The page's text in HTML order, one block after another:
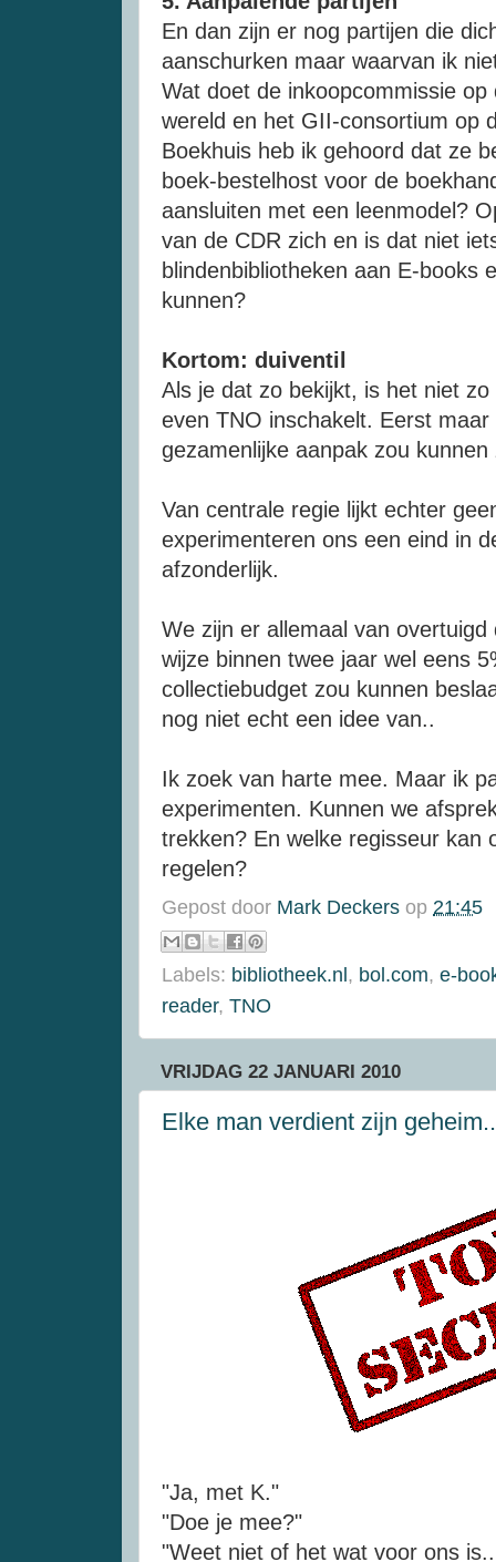
En dan zijn er nog partijen die
aanschurken maar waarvan ik
Wat doet de inkoopcommissie
wereld en het GII-consortium op
Boekhuis heb ik gehoord dat ze
boek-bestelhost voor de
aansluiten met een leenmodel?
van de CDR zich en is dat niet
blindenbibliotheken aan E-books
kunnen?
Kortom: duiventil
Als je dat zo bekijkt, is het niet
even TNO inschakelt. Eerst
gezamenlijke aanpak zou kunnen
Van centrale regie lijkt echter
experimenteren ons een eind in
afzonderlijk.
We zijn er allemaal van
wijze binnen twee jaar wel eens
collectiebudget zou kunnen
nog niet echt een idee van..
Ik zoek van harte mee. Maar ik
experimenten. Kunnen we
trekken? En welke regisseur kan
regelen?
Gepost door Mark Deckers op 21:45
Labels: bibliotheek.nl, bol.com, e-
reader, TNO
VRIJDAG 22 JANUARI 2010
Elke man verdient zijn
"Ja, met K."
"Doe je mee?"
"Weet niet of het wat voor ons